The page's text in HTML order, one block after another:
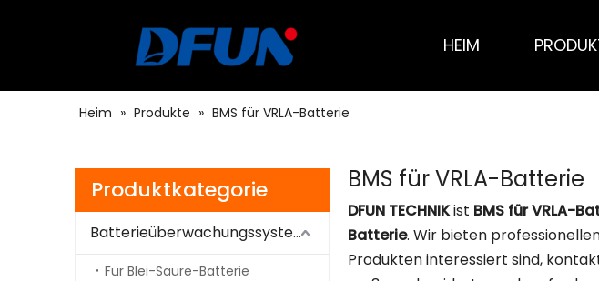
HEIM
Heim » Produkte » BMS für VRLA-Batterie
Produktkategorie
Batterieüberwachungssystem
Für Blei-Säure-Batterie
BMS für VRLA-Batterie
DFUN TECHNIKist BMS für VRLA-
Batterie. Wir bieten
Produkten interessiert sind,